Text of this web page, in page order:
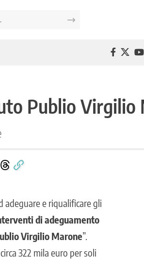
Publio Virgilio
adeguare e riqualificare gli
di adeguamento
Virgilio Marone”.
322 mila euro per soli